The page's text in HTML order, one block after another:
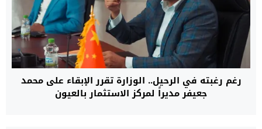
رغم رغبته في الرحيل.. الوزارة تقرر الإبقاء على محمد
جعيفر مديراً لمركز الاستثمار بالعيون